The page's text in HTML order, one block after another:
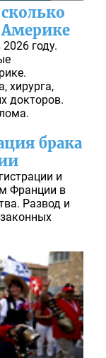
году.
хирурга,
докторов.
брака
и
Франции в
Развод и